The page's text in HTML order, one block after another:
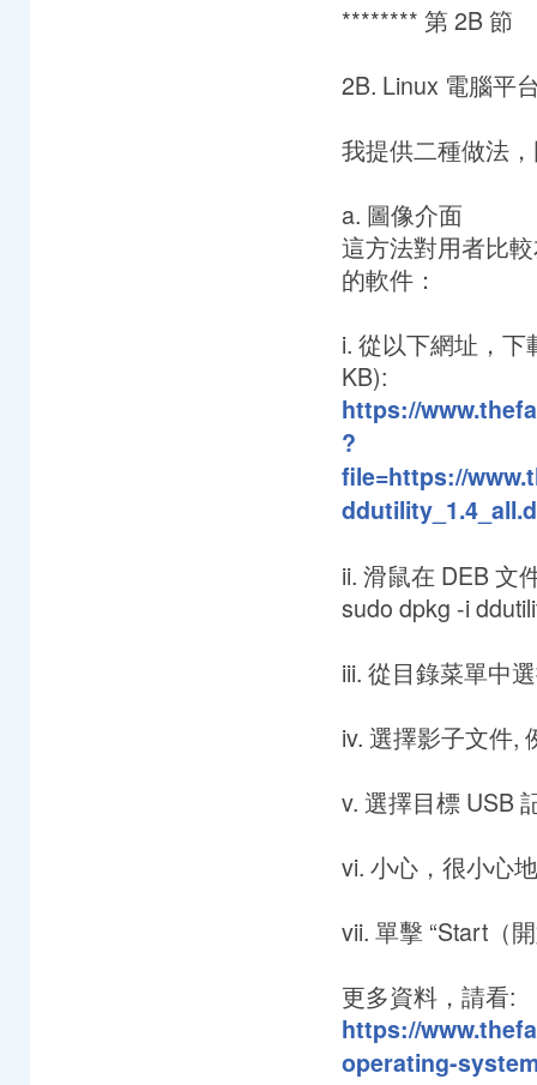
******** 第 2B 節
2B. Linux 電腦平
我提供二種做法
a. 圖像介面
這方法對用者比
的軟件：
i. 從以下網址，
KB):
https://
?
file=https://
ii. 滑鼠在 DEB 文
sudo dpkg -i
iii. 從目錄菜單中
iv. 選擇影子文件,
v. 選擇目標 USB
vi. 小心，很小心
vii. 單擊 “Start（
更多資料，請看:
https://
operating-